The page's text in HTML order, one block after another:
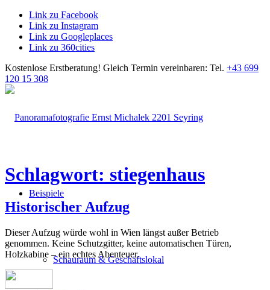
Link zu Facebook
Link zu Instagram
Link zu Googleplaces
Link zu 360cities
Kostenlose Erstberatung! Gleich Termin vereinbaren: Tel. +43 699
120 15 308
Beispiele
Schauraum & Geschäftslokal
Schlagwort: stiegenhaus
Historischer Aufzug
Dieser Aufzug würde wohl in Wien längst außer Betrieb
genommen. Keine Schutzgitter, keine automatischen Türen,
Holzkabine – ein echtes Abenteuer.